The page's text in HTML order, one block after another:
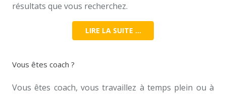
résultats que vous recherchez.
LIRE LA SUITE …
Vous êtes coach ?
Vous êtes coach, vous travaillez à temps plein ou à